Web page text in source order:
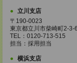
立川支店
〒190-0023
東京都立川市柴崎町2-
TEL：0120-713-515
担当：採用担当
横浜支店